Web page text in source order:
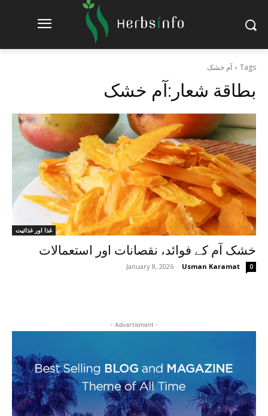
Tags آم خشک
بطاقة شعار:آم خشک
غذا اور غذائیت
خشک آم کے فوائد، نقصانات اور استعمالات
Usman Karamat
-
January 8, 2026 0
- Advertisment -